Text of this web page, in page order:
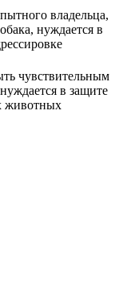
владельца,
нуждается в
чувствительным
в защите
животных